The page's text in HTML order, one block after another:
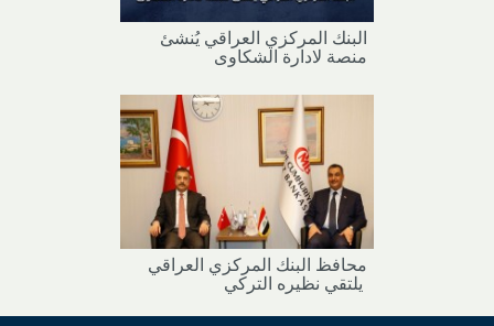
البنك المركزي العراقي يُنشئ
منصة لادارة الشكاوى
محافظ البنك المركزي العراقي
يلتقي نظيره التركي